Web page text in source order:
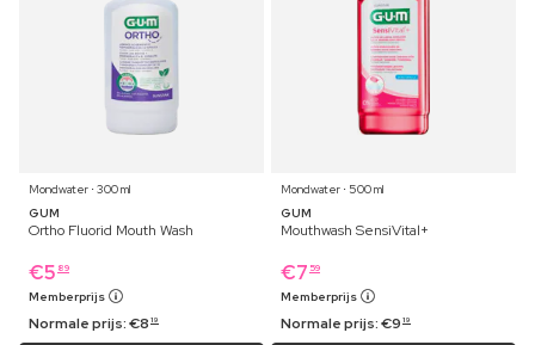
Mondwater ⋅ 300 ml
GUM
Ortho Fluorid Mouth Wash
€5 89
Memberprijs
Normale prijs:€8 19
Mondwater ⋅ 500 ml
GUM
Mouthwash SensiVital+
€7 59
Memberprijs
Normale prijs:€9 19